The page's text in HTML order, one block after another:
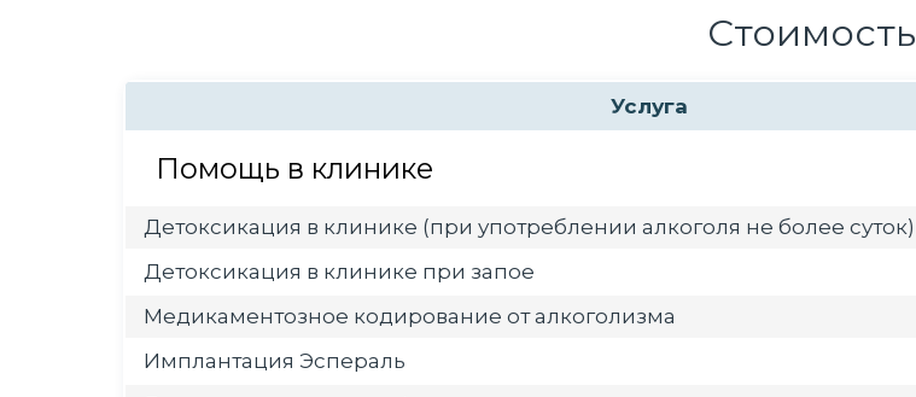
Стоимость
Услуга
Помощь в клинике
Детоксикация в клинике (при употреблении алкоголя не более суток)
Детоксикация в клинике при запое
Медикаментозное кодирование от алкоголизма
Имплантация Эспераль